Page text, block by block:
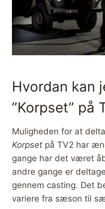
Hvordan kan
”Korpset” på
Muligheden for at
Korpset på TV2 har
gange har det været
andre gange er
gennem casting. Det
variere fra sæson til